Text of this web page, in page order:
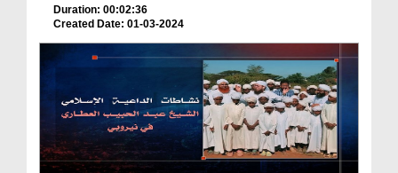
Duration: 00:02:36
Created Date: 01-03-2024